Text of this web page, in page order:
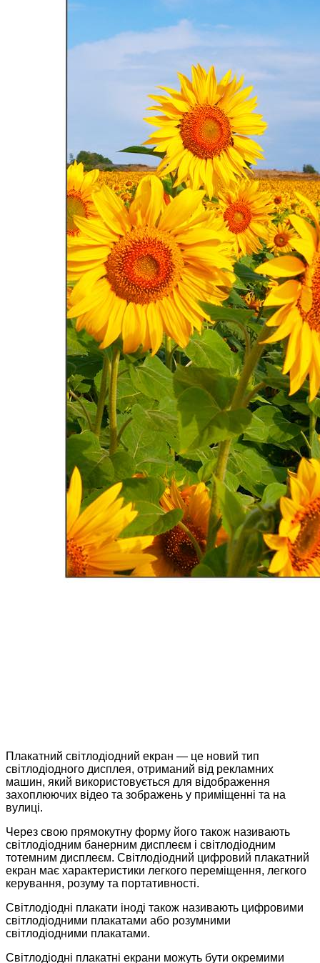
Плакатний світлодіодний екран — це новий тип
світлодіодного дисплея, отриманий від рекламних
машин, який використовується для відображення
захоплюючих відео та зображень у приміщенні та на
вулиці.
Через свою прямокутну форму його також називають
світлодіодним банерним дисплеєм і світлодіодним
тотемним дисплеєм. Світлодіодний цифровий плакатний
екран має характеристики легкого переміщення, легкого
керування, розуму та портативності.
Світлодіодні плакати іноді також називають цифровими
світлодіодними плакатами або розумними
світлодіодними плакатами.
Світлодіодні плакатні екрани можуть бути окремими